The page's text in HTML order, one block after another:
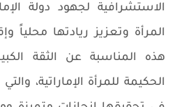
الاستشرافية لجهود دولة
المرأة وتعزيز ريادتها محلياً
هذه المناسبة عن الثقة
الحكيمة للمرأة الإماراتية،